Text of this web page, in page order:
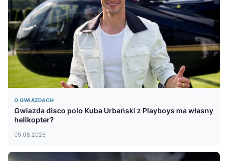
O GWIAZDACH
Gwiazda disco polo Kuba Urbański z Playboys ma własny
helikopter?
05.08.2026